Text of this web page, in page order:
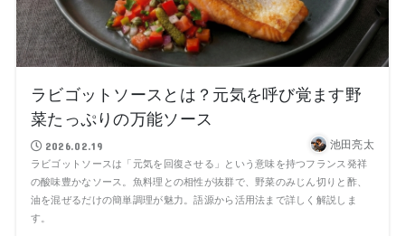
ラビゴットソースとは？元気を呼び覚ます野
菜たっぷりの万能ソース
2026.02.19 池田亮太
ラビゴットソースは「元気を回復させる」という意味を持つフランス発祥
の酸味豊かなソース。魚料理との相性が抜群で、野菜のみじん切りと酢、
油を混ぜるだけの簡単調理が魅力。語源から活用法まで詳しく解説しま
す。